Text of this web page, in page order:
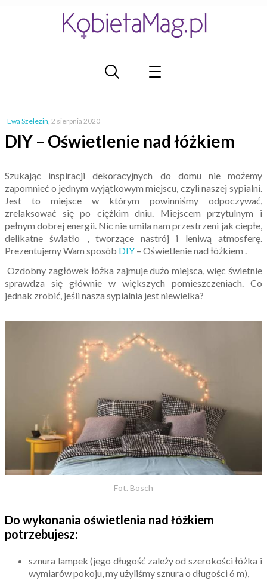
Ewa Szelezin, 2 sierpnia 2020
DIY – Oświetlenie nad łóżkiem
Szukając inspiracji dekoracyjnych do domu nie możemy
zapomnieć o jednym wyjątkowym miejscu, czyli naszej sypialni.
Jest to miejsce w którym powinniśmy odpoczywać,
zrelaksować się po ciężkim dniu. Miejscem przytulnym i
pełnym dobrej energii. Nic nie umila nam przestrzeni jak ciepłe,
delikatne światło , tworzące nastrój i leniwą atmosferę.
Prezentujemy Wam sposób DIY – Oświetlenie nad łóźkiem .
Ozdobny zagłówek łóżka zajmuje dużo miejsca, więc świetnie
sprawdza się głównie w większych pomieszczeniach. Co
jednak zrobić, jeśli nasza sypialnia jest niewielka?
Fot. Bosch
Do wykonania oświetlenia nad łóżkiem
potrzebujesz:
sznura lampek (jego długość zależy od szerokości łóżka i
wymiarów pokoju, my użyliśmy sznura o długości 6 m),